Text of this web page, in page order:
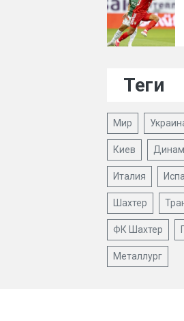
Теги
Мир
Киев
Италия
Шахтер
ФК Шахтер
Металлург